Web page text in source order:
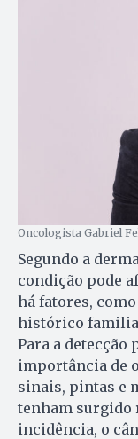
Oncologista Gabriel
Segundo a
condição pode
há fatores,
histórico
Para a detecção
importância de
sinais, pintas e
tenham surgido
incidência, o